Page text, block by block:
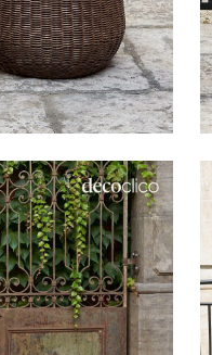
Velours
Bois blond
Papier mâché
Verre
Zinc et galva